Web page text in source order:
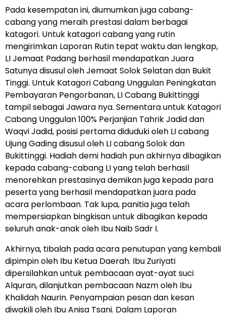
Pada kesempatan ini, diumumkan juga cabang-
cabang yang meraih prestasi dalam berbagai
katagori. Untuk katagori cabang yang rutin
mengirimkan Laporan Rutin tepat waktu dan lengkap,
LI Jemaat Padang berhasil mendapatkan Juara
Satunya disusul oleh Jemaat Solok Selatan dan Bukit
Tinggi. Untuk Katagori Cabang Unggulan Peningkatan
Pembayaran Pengorbanan, LI Cabang Bukittinggi
tampil sebagai Jawara nya. Sementara untuk Katagori
Cabang Unggulan 100% Perjanjian Tahrik Jadid dan
Waqvi Jadid, posisi pertama diduduki oleh LI cabang
Ujung Gading disusul oleh LI cabang Solok dan
Bukittinggi. Hadiah demi hadiah pun akhirnya dibagikan
kepada cabang-cabang LI yang telah berhasil
menorehkan prestasinya demikan juga kepada para
peserta yang berhasil mendapatkan juara pada
acara perlombaan. Tak lupa, panitia juga telah
mempersiapkan bingkisan untuk dibagikan kepada
seluruh anak-anak oleh Ibu Naib Sadr I.
Akhirnya, tibalah pada acara penutupan yang kembali
dipimpin oleh Ibu Ketua Daerah. Ibu Zuriyati
dipersilahkan untuk pembacaan ayat-ayat suci
Alquran, dilanjutkan pembacaan Nazm oleh Ibu
Khalidah Naurin. Penyampaian pesan dan kesan
diwakili oleh Ibu Anisa Tsani. Dalam Laporan